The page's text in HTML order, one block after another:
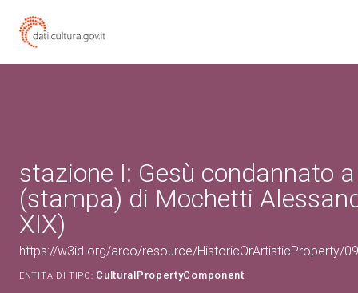
stazione I: Gesù condannato
(stampa) di Mochetti
XIX)
https://w3id.org/arco/resource/HistoricOrArtisticProperty/
ENTITÀ DI TIPO: CulturalPropertyComponent